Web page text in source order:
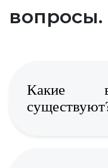
вопросы.
Какие